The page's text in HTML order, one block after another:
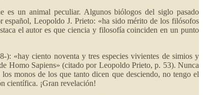
un animal peculiar. Algunos biólogos del siglo pasado
español, Leopoldo J. Prieto: «ha sido mérito de los filósofos
el autor es que ciencia y filosofía coinciden en un punto
«hay ciento noventa y tres especies vivientes de simios y
Homo Sapiens» (citado por Leopoldo Prieto, p. 53). Nunca
monos de los que tanto dicen que desciendo, no tengo el
científica. ¡Gran revelación!